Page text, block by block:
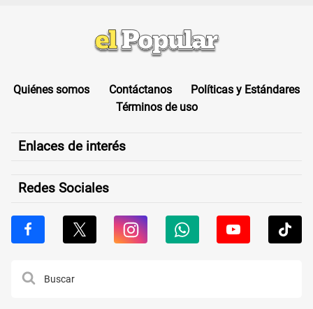
Quiénes somos Contáctanos
Políticas y Estándares
Términos de uso
Enlaces de interés
Redes Sociales